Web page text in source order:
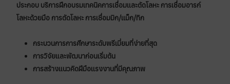
ประกอบ บริการฝึกอบรมเทคนิคการเชื่อมเเละตัดโลหะ การเชื่อมอารก์
โลหะด้วยมือ การตัดโลหะ การเชื่อมมิก/เเม็ก/ทิก
กระบวนการการศึกษาระดับพรีเมี่ยมที่ง่ายที่สุด
การวิจัยและพัฒนาก่อนเริ่มต้น
การสร้างแนวคิดฝีมือเเรงงานที่มีคุณภาพ